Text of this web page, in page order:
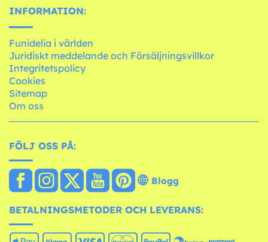
INFORMATION:
Funidelia i världen
Juridiskt meddelande och Försäljningsvillkor
Integritetspolicy
Cookies
Sitemap
Om oss
FÖLJ OSS PÅ:
Blogg
BETALNINGSMETODER OCH LEVERANS: